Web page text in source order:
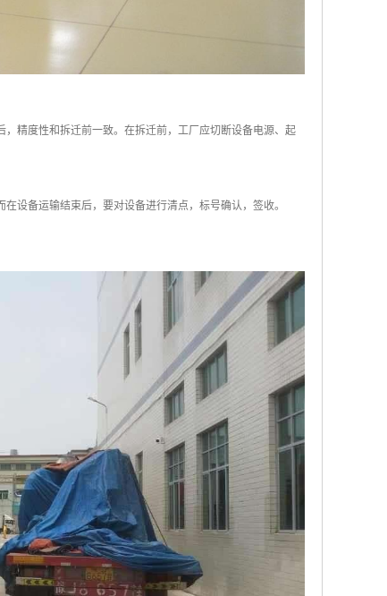
精度性和拆迁前一致。在拆迁前，工厂应切断设备电源、起
设备运输结束后，要对设备进行清点，标号确认，签收。